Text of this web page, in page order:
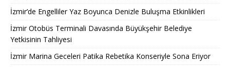
İzmir’de Engelliler Yaz Boyunca Denizle Buluşma Etkinlikleri
İzmir Otobüs Terminali Davasında Büyükşehir Belediye
Yetkisinin Tahliyesi
İzmir Marina Geceleri Patika Rebetika Konseriyle Sona Eriyor